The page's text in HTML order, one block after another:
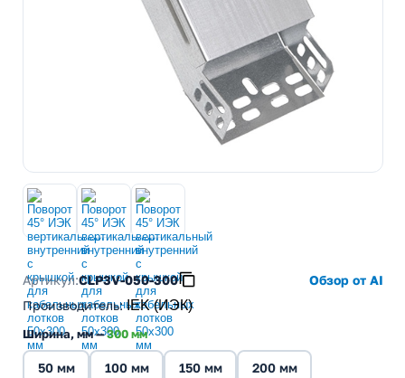
Артикул:CLP3V-050-300
Обзор от AI
Производитель:IEK (ИЭК)
Ширина, мм —300 мм
50 мм 100 мм 150 мм 200 мм